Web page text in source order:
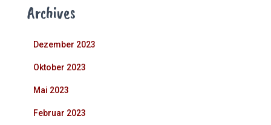
Archives
Dezember 2023
Oktober 2023
Mai 2023
Februar 2023